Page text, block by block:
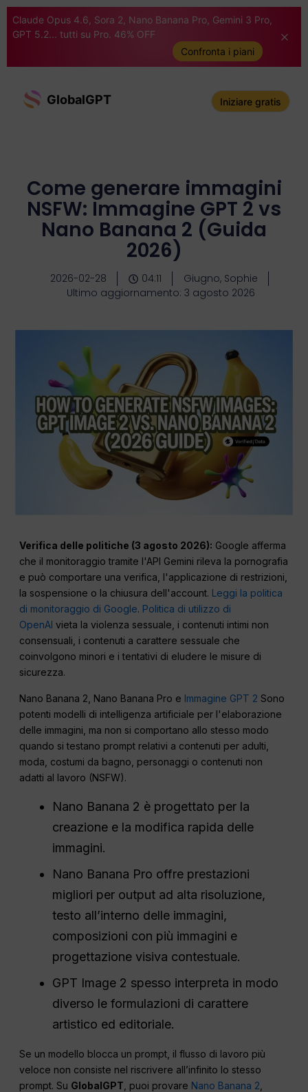
Claude Opus 4.6, Sora 2, Nano Banana Pro, Gemini 3 Pro,
GPT 5.2... tutti su Pro. 46% OFF
Confronta i piani
GlobalGPT Iniziare gratis
Come generare immagini
NSFW: Immagine GPT 2 vs
Nano Banana 2 (Guida
2026)
2026-02-28 04:11
Giugno, Sophie
Ultimo aggiornamento: 3 agosto 2026
Verifica delle politiche (3 agosto 2026): Google afferma
che il monitoraggio tramite l'API Gemini rileva la pornografia
e può comportare una verifica, l'applicazione di restrizioni,
la sospensione o la chiusura dell'account. Leggi la politica
di monitoraggio di Google. Politica di utilizzo di
OpenAI vieta la violenza sessuale, i contenuti intimi non
consensuali, i contenuti a carattere sessuale che
coinvolgono minori e i tentativi di eludere le misure di
sicurezza.
Nano Banana 2, Nano Banana Pro e Immagine GPT 2 Sono
potenti modelli di intelligenza artificiale per l'elaborazione
delle immagini, ma non si comportano allo stesso modo
quando si testano prompt relativi a contenuti per adulti,
moda, costumi da bagno, personaggi o contenuti non
adatti al lavoro (NSFW).
Nano Banana 2 è progettato per la
creazione e la modifica rapida delle
immagini.
Nano Banana Pro offre prestazioni
migliori per output ad alta risoluzione,
testo all’interno delle immagini,
composizioni con più immagini e
progettazione visiva contestuale.
GPT Image 2 spesso interpreta in modo
diverso le formulazioni di carattere
artistico ed editoriale.
Se un modello blocca un prompt, il flusso di lavoro più
veloce non consiste nel riscrivere all’infinito lo stesso
prompt. Su GlobalGPT , puoi provare Nano Banana 2